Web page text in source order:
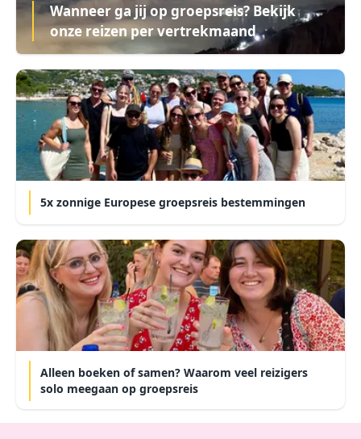
Wanneer ga jij op groepsreis? Bekijk
onze reizen per vertrekmaand
5x zonnige Europese groepsreis bestemmingen
Alleen boeken of samen? Waarom veel reizigers
solo meegaan op groepsreis